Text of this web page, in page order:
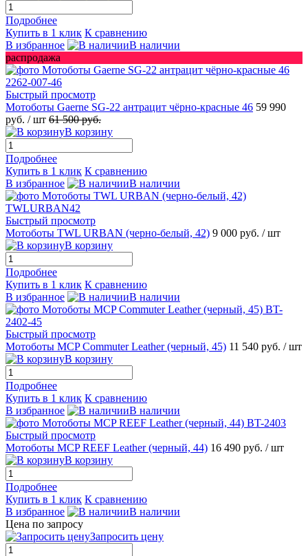
Подробнее
Купить в 1 клик К сравнению
В избранное
В наличии
распродажа
Быстрый просмотр
Мотоботы Gaerne SG-22 антрацит чёрно-красные 46 59 990
руб. / шт 61 500 руб.
В корзину
Подробнее
Купить в 1 клик К сравнению
В избранное
В наличии
Быстрый просмотр
Мотоботы TWL URBAN (черно-белый, 42) 9 000 руб. / шт
В корзину
Подробнее
Купить в 1 клик К сравнению
В избранное
В наличии
Быстрый просмотр
Мотоботы MCP Commuter Leather (черный, 45) 11 540 руб. / шт
В корзину
Подробнее
Купить в 1 клик К сравнению
В избранное
В наличии
Быстрый просмотр
Мотоботы MCP REEF Leather (черный, 44) 16 490 руб. / шт
В корзину
Подробнее
Купить в 1 клик К сравнению
В избранное
В наличии
Цена по запросу
Запросить цену